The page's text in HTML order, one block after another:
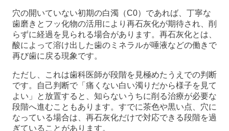
穴の開いていない初期の白濁（C0）であれば、丁寧な
歯磨きとフッ化物の活用により再石灰化が期待され、削
らずに経過を見られる場合があります。再石灰化とは、
酸によって溶け出した歯のミネラルが唾液などの働きで
再び歯に戻る現象です。
ただし、これは歯科医師が段階を見極めたうえでの判断
です。自己判断で「痛くない白い濁りだから様子を見て
よい」と放置すると、知らないうちに削る治療が必要な
段階へ進むこともあります。すでに茶色や黒い点、穴に
なっている場合は、再石灰化だけで対応できる段階を過
ぎていることがあります。